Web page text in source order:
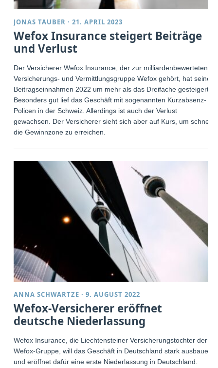
JONAS TAUBER ·21. APRIL 2023
Wefox Insurance steigert Beiträge
und Verlust
Der Versicherer Wefox Insurance, der zur milliardenbewerteten
Versicherungs- und Vermittlungsgruppe Wefox gehört, hat seine
Beitragseinnahmen 2022 um mehr als das Dreifache gesteigert.
Besonders gut lief das Geschäft mit sogenannten Kurzabsenz-
Policen in der Schweiz. Allerdings ist auch der Verlust
gewachsen. Der Versicherer sieht sich aber auf Kurs, um schnell
die Gewinnzone zu erreichen.
ANNA SCHWARTZE ·9. AUGUST 2022
Wefox-Versicherer eröffnet
deutsche Niederlassung
Wefox Insurance, die Liechtensteiner Versicherungstochter der
Wefox-Gruppe, will das Geschäft in Deutschland stark ausbauen
und eröffnet dafür eine erste Niederlassung in Deutschland.